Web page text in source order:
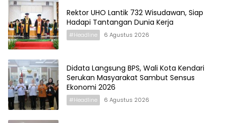
Rektor UHO Lantik 732 Wisudawan, Siap
Hadapi Tantangan Dunia Kerja
#Headline 6 Agustus 2026
Didata Langsung BPS, Wali Kota Kendari
Serukan Masyarakat Sambut Sensus
Ekonomi 2026
#Headline 6 Agustus 2026